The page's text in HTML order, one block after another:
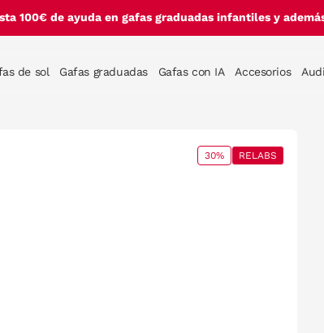
100€ de ayuda en gafas graduadas infantiles y
de sol Gafas graduadas Gafas con IA Accesorios
30% RELABS